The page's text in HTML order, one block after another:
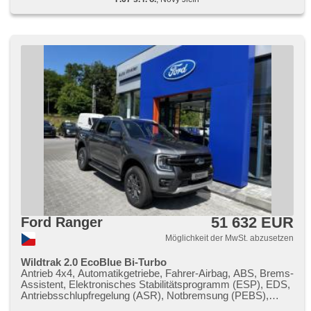
automatikparken, bezklíčové startování, bezklíčové
Beifahrerairbagdeaktivierung, Android Auto, Apple CarPlay,
bezdrátová nabíječka mobilních telefonů, Bluetooth, El.
Seitenscheiben, Dachträger, plnohodnotné rezervní kolo, El.
Klappspiegel, starten per Taste, Wegfahrsperre,
Alarmanlage, Zentralverriegelung mit Funkfernbedienung,
isofix, Lederpolsterung, beheizte Sitze, El. einstellbare Sitze,
höheneinstellbare Sitze, Positionssitze, Reifendrucksensor,
Vorderlichter LED, Heck LED Leuchte, autom. Aktivation der
Warnflutlicht, Nebelscheinwerfer, Start-Stop System, USB,
Autoradio, digitální příjem rádia (DAB), Außenthermometer,
beheizte Spiegel, beheizte Frontscheibe, Teilbare
Rücksitzbank, zadní loketní opěrka, boční nášlapy,
zatmavená zadní skla, Differentialsperre, Ausziehbare
Kopflehnen, Umrichter 220V
Ford Ranger 51 632 EUR
Möglichkeit der MwSt. abzusetzen
Wildtrak 2.0 EcoBlue Bi-Turbo
Antrieb 4x4, Automatikgetriebe, Fahrer-Airbag, ABS, Brems-
Assistent, Elektronisches Stabilitätsprogramm (ESP), EDS,
Antriebsschlupfregelung (ASR), Notbremsung (PEBS),